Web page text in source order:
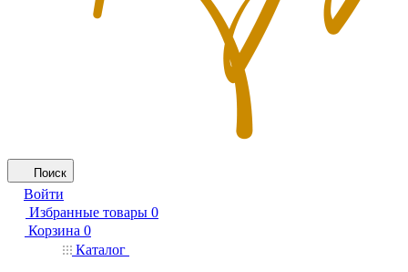
Поиск
Войти
Избранные товары 0
Корзина 0
Каталог